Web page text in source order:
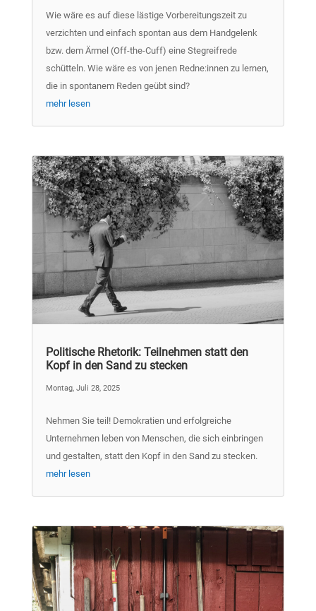
Wie wäre es auf diese lästige Vorbereitungszeit zu
verzichten und einfach spontan aus dem Handgelenk
bzw. dem Ärmel (Off-the-Cuff) eine Stegreifrede
schütteln. Wie wäre es von jenen Redne:innen zu lernen,
die in spontanem Reden geübt sind?
mehr lesen
Politische Rhetorik: Teilnehmen statt den
Kopf in den Sand zu stecken
Montag, Juli 28, 2025
Nehmen Sie teil! Demokratien und erfolgreiche
Unternehmen leben von Menschen, die sich einbringen
und gestalten, statt den Kopf in den Sand zu stecken.
mehr lesen